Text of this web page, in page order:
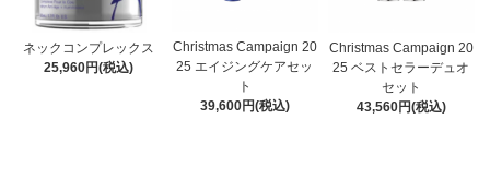
ネックコンプレックス
25,960円(税込)
Christmas Campaign 20
25 エイジングケアセッ
ト
39,600円(税込)
Christmas Campaign 20
25 ベストセラーデュオ
セット
43,560円(税込)